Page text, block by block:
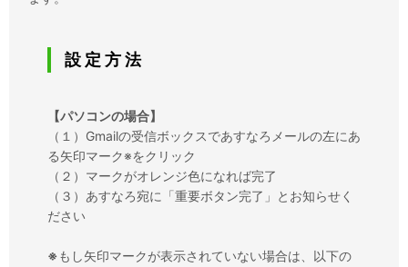
設 定 方 法
【パソコンの場合】
（１）Gmailの受信ボックスであすなろメールの左にあ
る矢印マーク※をクリック
（２）マークがオレンジ色になれば完了
（３）あすなろ宛に「重要ボタン完了」とお知らせく
ださい
※もし矢印マークが表示されていない場合は、以下の